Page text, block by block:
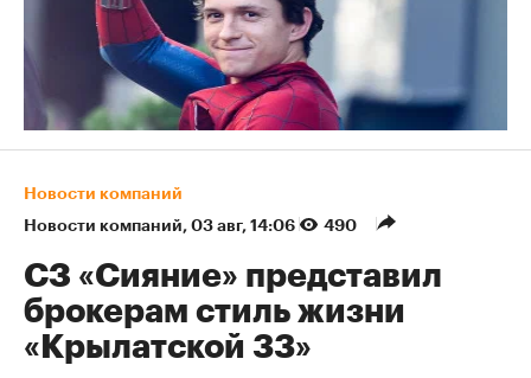
Новости компаний
Новости компаний⁠, 03 авг, 14:06 490
СЗ «Сияние» представил
брокерам стиль жизни
«Крылатской 33»